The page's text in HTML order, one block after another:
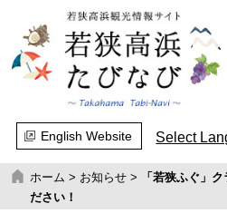
English Website Select
ホーム > お知らせ >
「若狭ふぐ」
ださい！